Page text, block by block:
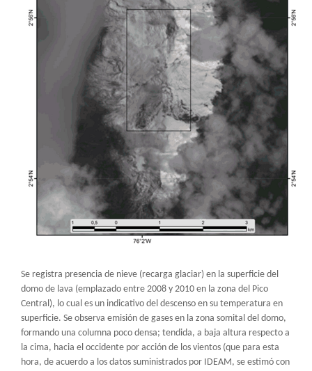
Se registra presencia de nieve (recarga glaciar) en la superficie del
domo de lava (emplazado entre 2008 y 2010 en la zona del Pico
Central), lo cual es un indicativo del descenso en su temperatura en
superficie. Se observa emisión de gases en la zona somital del domo,
formando una columna poco densa; tendida, a baja altura respecto a
la cima, hacia el occidente por acción de los vientos (que para esta
hora, de acuerdo a los datos suministrados por IDEAM, se estimó con